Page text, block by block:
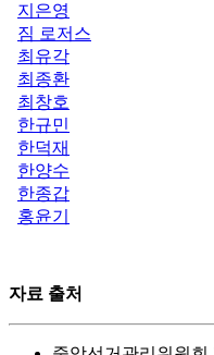
지은영
짐 로저스
최유각
최종환
최창호
한규민
한덕재
한양수
한종갑
홍윤기
자료 출처